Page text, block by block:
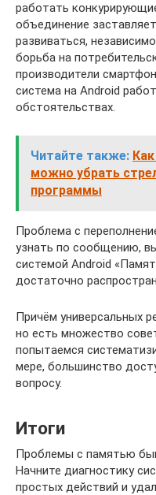
работать
объединение
развиваться,
борьба на
производители
система на Android
обстоятельствах.
Читайте также:
можно убрать
программы
Проблема с
узнать по сообщению,
системой Android
достаточно
Причём универсальных
но есть множество
попытаемся
мере, большинство
вопросу.
Итоги
Проблемы с памятью
Начните диагностику
простых действий и